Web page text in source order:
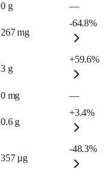
0 g —
267 mg
-64.8%
3 g
+59.6%
0 mg
—
0.6 g
+3.4%
357 µg
-48.3%